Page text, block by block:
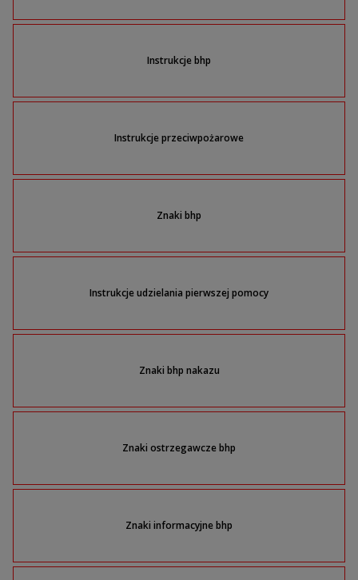
Instrukcje bhp
Instrukcje przeciwpożarowe
Znaki bhp
Instrukcje udzielania pierwszej pomocy
Znaki bhp nakazu
Znaki ostrzegawcze bhp
Znaki informacyjne bhp